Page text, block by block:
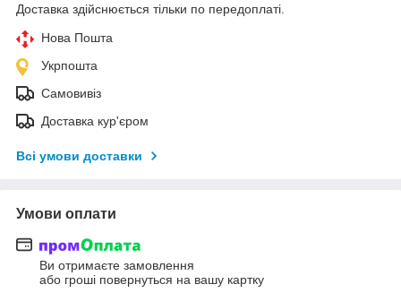
Доставка здійснюється тільки по передоплаті.
Нова Пошта
Укрпошта
Самовивіз
Доставка кур'єром
Всі умови доставки
Умови оплати
Ви отримаєте замовлення
або гроші повернуться на вашу картку